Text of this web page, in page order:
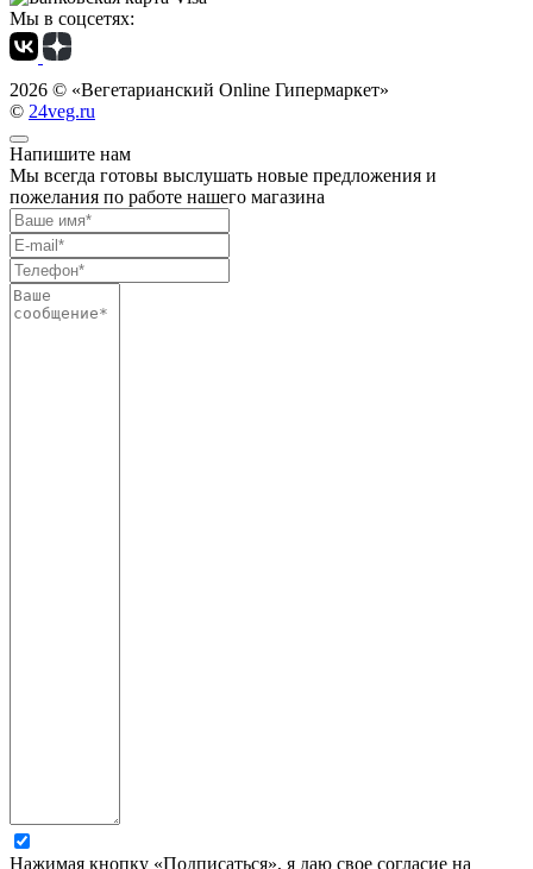
Мы в соцсетях:
2026 © «Вегетарианский Online Гипермаркет»
© 24veg.ru
Напишите нам
Мы всегда готовы выслушать новые предложения и
пожелания по работе нашего магазина
Нажимая кнопку «Подписаться», я даю свое согласие на